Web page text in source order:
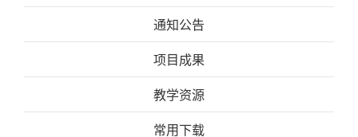
通知公告
项目成果
教学资源
常用下载